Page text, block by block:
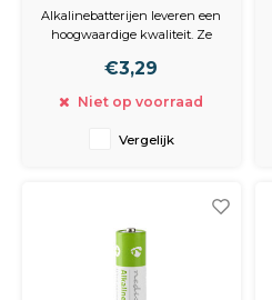
1,5 V / 2 stuks / Bl
Alkalinebatterijen leveren een
hoogwaardige kwaliteit. Ze
dagelijks gebruik, bijvoorbeeld
diverse elektrische apparaten,
€3,29
Niet op voorraad
Vergelijk